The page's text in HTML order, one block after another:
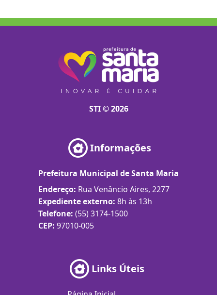
STI © 2026
Informações
Prefeitura Municipal de Santa Maria
Endereço: Rua Venâncio Aires, 2277
Expediente externo: 8h às 13h
Telefone: (55) 3174-1500
CEP: 97010-005
Links Úteis